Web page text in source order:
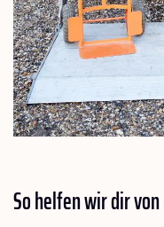
So helfen wir dir